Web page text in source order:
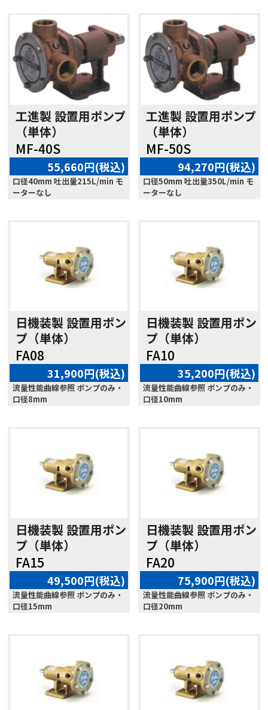
工進製 設置用ポンプ
（単体）
MF-40S
55,660円(税込)
口径40mm 吐出量215L/min モ
ーターなし
工進製 設置用ポンプ
（単体）
MF-50S
94,270円(税込)
口径50mm 吐出量350L/min モ
ーターなし
日機装製 設置用ポン
プ（単体）
FA08
31,900円(税込)
流量性能曲線参照 ポンプのみ・
口径8mm
日機装製 設置用ポン
プ（単体）
FA10
35,200円(税込)
流量性能曲線参照 ポンプのみ・
口径10mm
日機装製 設置用ポン
プ（単体）
FA15
49,500円(税込)
流量性能曲線参照 ポンプのみ・
口径15mm
日機装製 設置用ポン
プ（単体）
FA20
75,900円(税込)
流量性能曲線参照 ポンプのみ・
口径20mm